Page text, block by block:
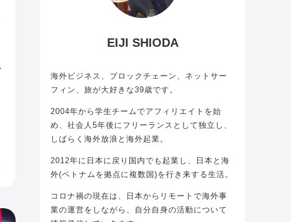
EIJI SHIODA
海外ビジネス、ブロックチェーン、ネットサー
フィン、旅が大好きな39歳です。
2004年から学生チームでアフィリエイトを始
め、社会人5年後にフリーランスとして独立し、
しばらく海外放浪と海外起業。
2012年に日本に戻り国内でも起業し、日本と海
外(ベトナムを拠点に複数国)を行き来する生活。
コロナ禍の現在は、日本からリモートで海外事
業の運営をしながら、自分自身の活動について